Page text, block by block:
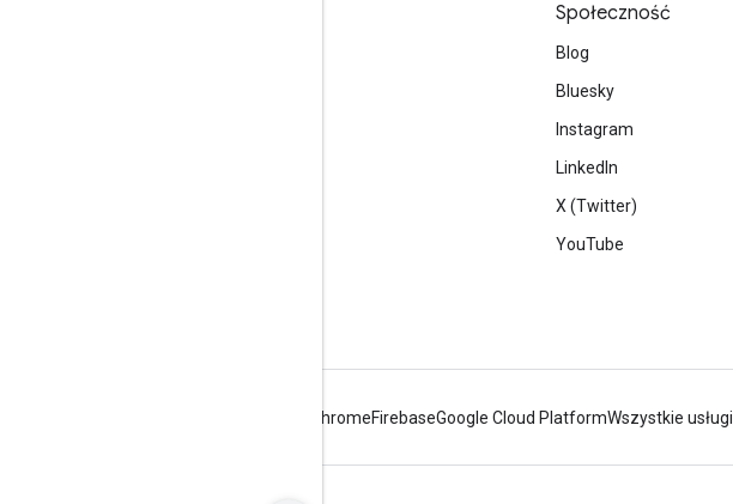
Społeczność
Blog
Bluesky
Instagram
LinkedIn
X (Twitter)
YouTube
ChromeFirebaseGoogle Cloud PlatformWszystkie usługi